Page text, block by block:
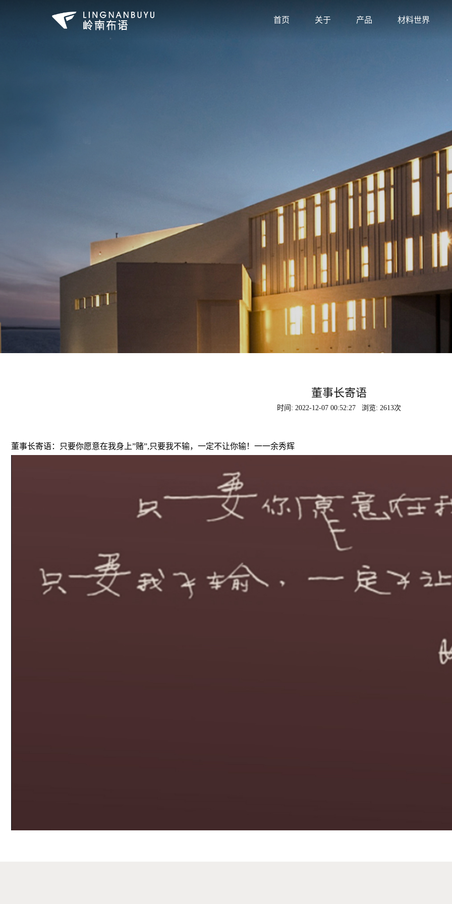
首页 关于 产品 材料世界
产品系列
功能沙发 软床
董事长寄语
时间: 2022-12-07 00:52:27 浏览: 2613次
董事长寄语：只要你愿意在我身上”赌”,只要我不输，一定不让你输！一一余秀辉